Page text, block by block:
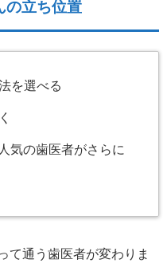
の立ち位置
を選べる
気の歯医者がさらに
て通う歯医者が変わりま